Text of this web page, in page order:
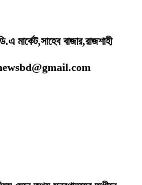
বাজার,রাজশাহী